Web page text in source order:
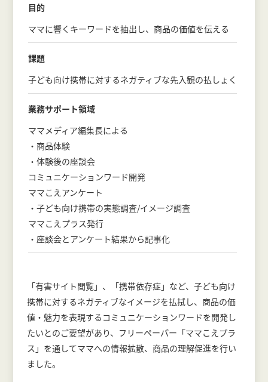
目的
ママに響くキーワードを抽出し、商品の価値を伝える
課題
子ども向け携帯に対するネガティブな先入観の払しょく
業務サポート領域
ママメディア編集長による
・商品体験
・体験後の座談会
コミュニケーションワード開発
ママこえアンケート
・子ども向け携帯の実態調査/イメージ調査
ママこえプラス発行
・座談会とアンケート結果から記事化
「有害サイト閲覧」、「携帯依存症」など、子ども向け
携帯に対するネガティブなイメージを払拭し、商品の価
値・魅力を表現するコミュニケーションワードを開発し
たいとのご要望があり、フリーペーパー「ママこえプラ
ス」を通してママへの情報拡散、商品の理解促進を行い
ました。